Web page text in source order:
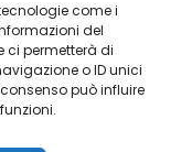
come i
del
ci permetterà di
o ID unici
può influire